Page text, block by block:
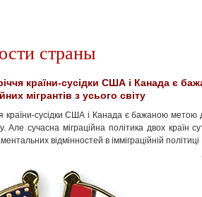
страны
країни-сусідки США і Канада є
мігрантів з усього світу
країни-сусідки США і Канада є бажаною метою
Але сучасна міграційна політика двох країн
відмінностей в імміграційній